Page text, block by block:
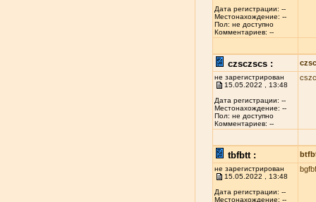
Дата регистрации: --
Местонахождение: --
Пол: не доступно
Комментариев: --
czsczscs :
не зарегистрирован
15.05.2022 , 13:48
Дата регистрации: --
Местонахождение: --
Пол: не доступно
Комментариев: --
tbfbtt :
не зарегистрирован
15.05.2022 , 13:48
Дата регистрации: --
Местонахождение: --